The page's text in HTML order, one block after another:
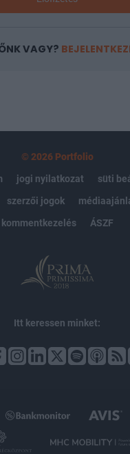
VAGY?
© 2026 Portfolio
jogi nyilatkozat
süti
szerzői jogok
kommentkezelés
ÁSZF
Itt keressen minket: